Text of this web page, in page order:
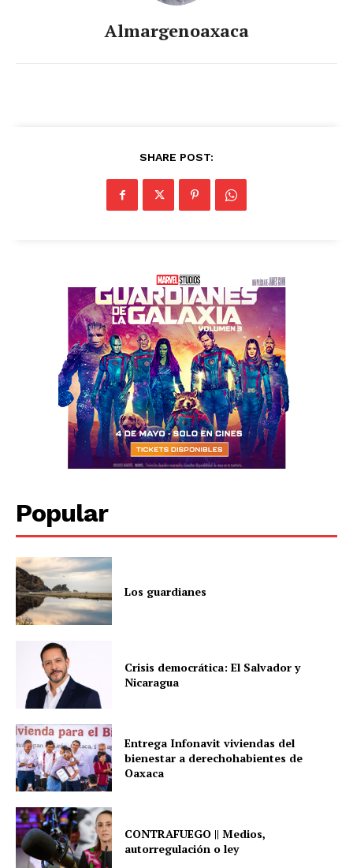
Almargenoaxaca
SHARE POST:
Popular
Los guardianes
Crisis democrática: El Salvador y
Nicaragua
Entrega Infonavit viviendas del
bienestar a derechohabientes de
Oaxaca
CONTRAFUEGO || Medios,
autorregulación o ley